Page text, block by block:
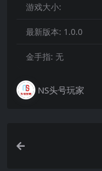
游戏大小:
最新版本: 1.0.0
金手指: 无
NS头号玩家